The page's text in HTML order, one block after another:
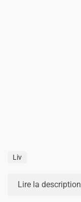
Liv
Lire la description